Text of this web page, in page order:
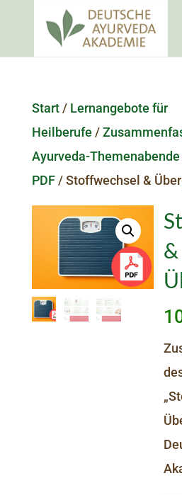
Start/ Lernangebote für
Heilberufe /
Ayurveda-
PDF/ Stoffwechsel &
&